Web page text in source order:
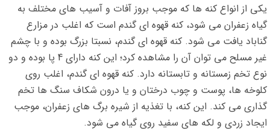
یکی از انواع کنه ها که موجب بروز آفات و آسیب های مختلف به
گیاه زعفران می شود، کنه قهوه ای گندم است که اغلب در مزارع
گناباد یافت می شود. کنه قهوه ای گندم، نسبتا بزرگ بوده و با چشم
غیر مسلح می توان آن را مشاهده کرد؛ این کنه دارای 4 پا بوده و دو
نوع تخم زمستانه و تابستانه دارد. کنه قهوه ای گندم، اغلب روی
کلوخه ها، پوست و چوب درختان و یا درون شکاف سنگ ها تخم
گذاری می کند. این کنه، با تغذیه از شیره برگ های زعفران، موجب
ایجاد زردی و لکه های سفید روی گیاه می شود.